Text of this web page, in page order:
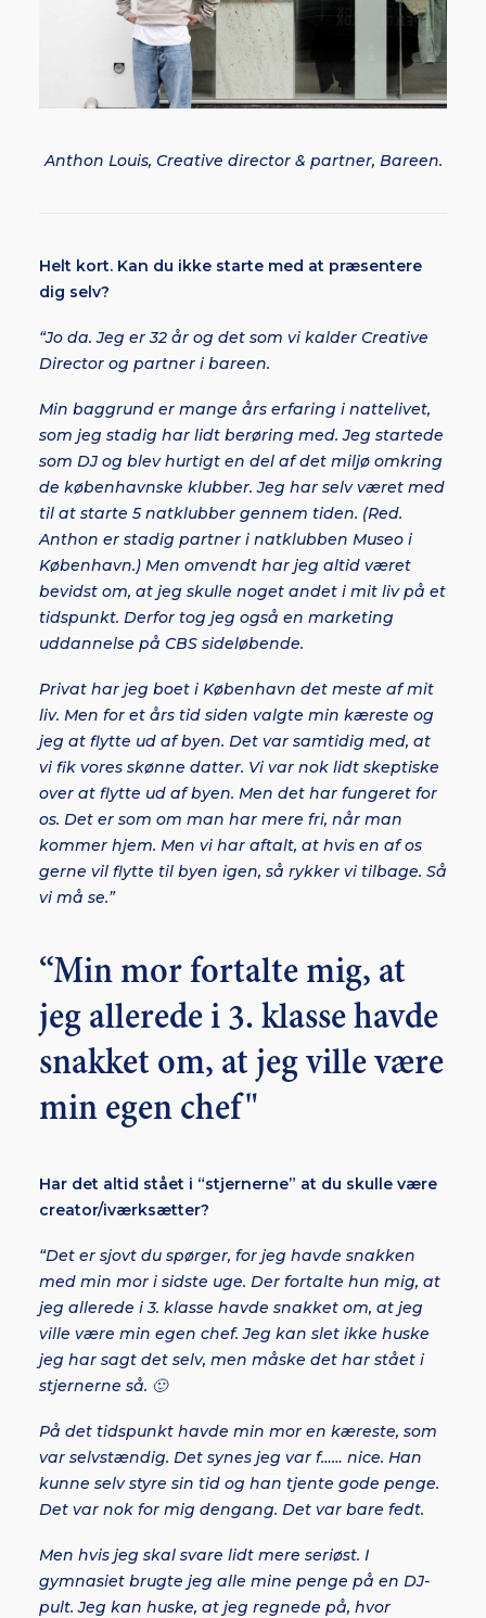
Anthon Louis, Creative director & partner, Bareen.
Helt kort. Kan du ikke starte med at præsentere
dig selv?
“Jo da. Jeg er 32 år og det som vi kalder Creative
Director og partner i bareen.
Min baggrund er mange års erfaring i nattelivet,
som jeg stadig har lidt berøring med. Jeg startede
som DJ og blev hurtigt en del af det miljø omkring
de københavnske klubber. Jeg har selv været med
til at starte 5 natklubber gennem tiden. (Red.
Anthon er stadig partner i natklubben Museo i
København.) Men omvendt har jeg altid været
bevidst om, at jeg skulle noget andet i mit liv på et
tidspunkt. Derfor tog jeg også en marketing
uddannelse på CBS sideløbende.
Privat har jeg boet i København det meste af mit
liv. Men for et års tid siden valgte min kæreste og
jeg at flytte ud af byen. Det var samtidig med, at
vi fik vores skønne datter. Vi var nok lidt skeptiske
over at flytte ud af byen. Men det har fungeret for
os. Det er som om man har mere fri, når man
kommer hjem. Men vi har aftalt, at hvis en af os
gerne vil flytte til byen igen, så rykker vi tilbage. Så
vi må se.”
“Min mor fortalte mig, at
jeg allerede i 3. klasse havde
snakket om, at jeg ville være
min egen chef"
Har det altid stået i “stjernerne” at du skulle være
creator/iværksætter?
“Det er sjovt du spørger, for jeg havde snakken
med min mor i sidste uge. Der fortalte hun mig, at
jeg allerede i 3. klasse havde snakket om, at jeg
ville være min egen chef. Jeg kan slet ikke huske
jeg har sagt det selv, men måske det har stået i
stjernerne så. 🙂
På det tidspunkt havde min mor en kæreste, som
var selvstændig. Det synes jeg var f…… nice. Han
kunne selv styre sin tid og han tjente gode penge.
Det var nok for mig dengang. Det var bare fedt.
Men hvis jeg skal svare lidt mere seriøst. I
gymnasiet brugte jeg alle mine penge på en DJ-
pult. Jeg kan huske, at jeg regnede på, hvor